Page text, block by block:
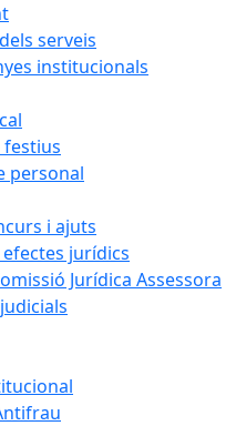
serveis
institucionals
festius
personal
i ajuts
jurídics
Jurídica Assessora